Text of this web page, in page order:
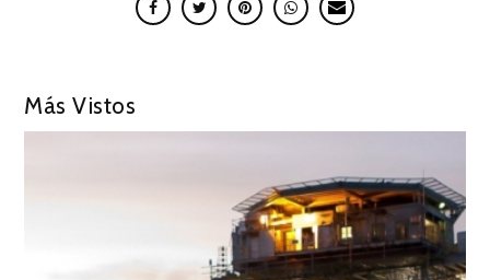
Más Vistos